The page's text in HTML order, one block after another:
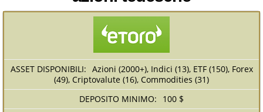
Azioni (2000+), Indici (13), ETF (150), Forex
(49), Criptovalute (16), Commodities (31)
100 $